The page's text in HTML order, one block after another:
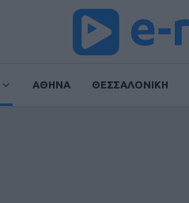
ΑΘΗΝΑ ΘΕΣΣΑΛΟΝΙΚΗ